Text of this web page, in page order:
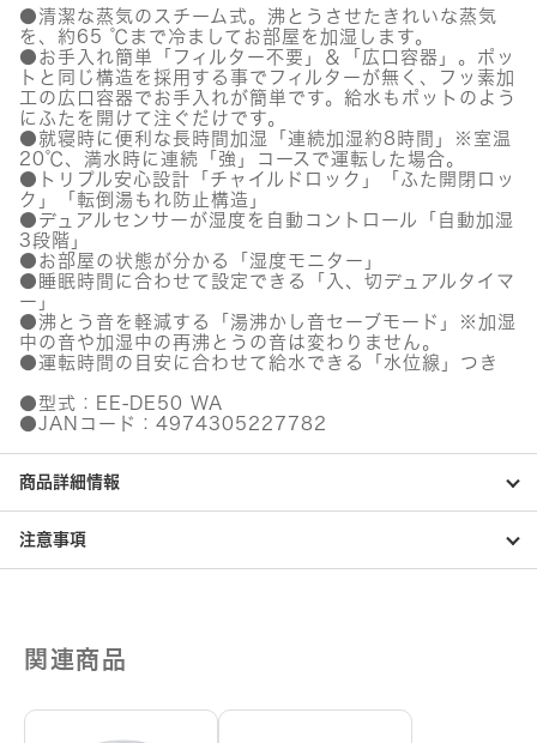
湿
器
4.0L
ホ
ワ
イ
ト
個
●清潔な蒸気のスチーム式。沸とうさせたきれいな蒸気
を、約65 ℃まで冷ましてお部屋を加湿します。
●お手入れ簡単「フィルター不要」＆「広口容器」。ポッ
トと同じ構造を採用する事でフィルターが無く、フッ素加
工の広口容器でお手入れが簡単です。給水もポットのよう
にふたを開けて注ぐだけです。
●就寝時に便利な長時間加湿「連続加湿約8時間」※室温
20℃、満水時に連続「強」コースで運転した場合。
●トリプル安心設計「チャイルドロック」「ふた開閉ロッ
ク」「転倒湯もれ防止構造」
●デュアルセンサーが湿度を自動コントロール「自動加湿
3段階」
●お部屋の状態が分かる「湿度モニター」
●睡眠時間に合わせて設定できる「入、切デュアルタイマ
ー」
●沸とう音を軽減する「湯沸かし音セーブモード」※加湿
中の音や加湿中の再沸とうの音は変わりません。
●運転時間の目安に合わせて給水できる「水位線」つき
●型式：EE-DE50 WA
●JANコード：4974305227782
商品詳細情報
注意事項
関連商品